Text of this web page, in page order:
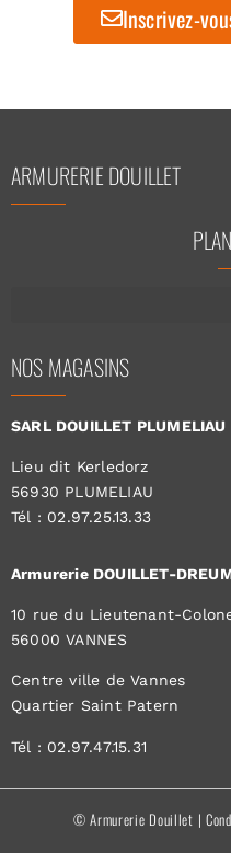
Inscrivez-
ARMURERIE DOUILLET
NOS MAGASINS
SARL DOUILLET PLUMELIAU
Lieu dit Kerledorz
56930 PLUMELIAU
Tél : 02.97.25.13.33
Armurerie DOUILLET-
10 rue du Lieutenant-
56000 VANNES
Centre ville de Vannes
Quartier Saint Patern
Tél : 02.97.47.15.31
© Armurerie Douillet |